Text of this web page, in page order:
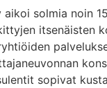
aikoi solmia noin
itsenäisten
sopivat